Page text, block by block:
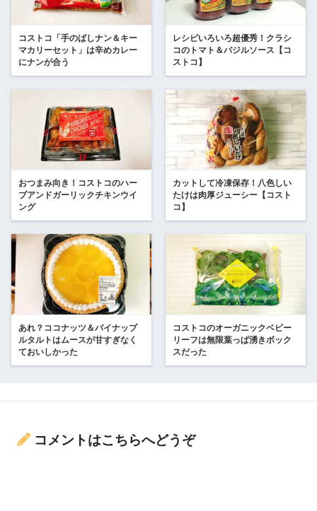
コストコ「手のばしナン＆キー
マカリーセット」は辛めカレー
にナンが合う
レシピいろいろ超優秀！クラシ
コのトマト＆バジルソース【コ
ストコ】
おつまみ向き！コストコのハー
ブアンドガーリックチキンウイ
ング
カットして冷凍保存！八色しい
たけは肉厚ジューシー【コスト
コ】
あれ？ココナッツ＆パイナップ
ルタルトはムースが甘すぎなく
ておいしかった
コストコのオーガニックベビー
リーフは無限葉っぱ湧きボック
スだった
コメントはこちらへどうぞ